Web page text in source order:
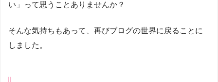
い」って思うことありませんか？
そんな気持ちもあって、再びブログの世界に戻ることに
しました。